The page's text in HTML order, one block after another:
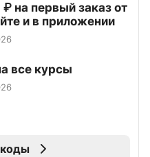
на первый заказ от
и в приложении
все курсы